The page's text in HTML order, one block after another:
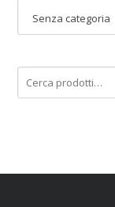
Senza categoria